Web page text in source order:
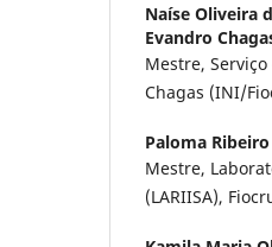
Naíse Oliveira
Evandro
Mestre,
Chagas (INI/
Paloma
Mestre,
(LARIISA),